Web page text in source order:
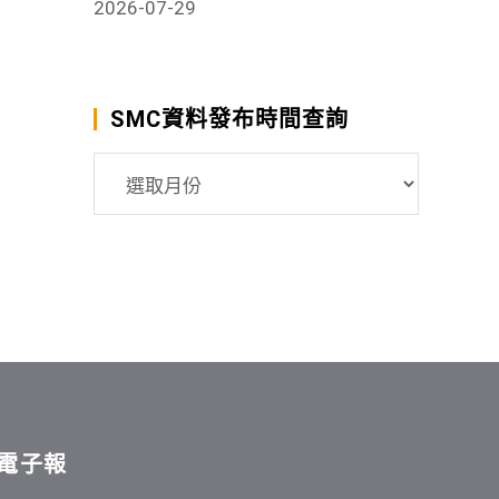
2026-07-29
SMC資料發布時間查詢
子報